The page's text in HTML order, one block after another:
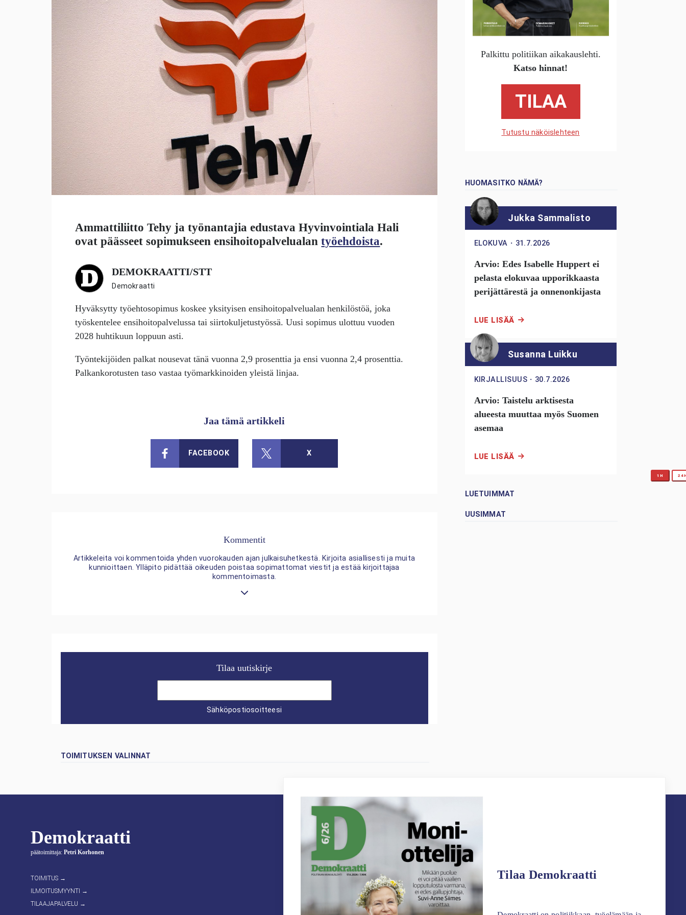
Ammattiliitto Tehy ja työnantajia edustava Hyvinvointiala Hali
ovat päässeet sopimukseen ensihoitopalvelualantyöehdoista.
DEMOKRAATTI/STT
Demokraatti
Hyväksytty työehtosopimus koskee yksityisen ensihoitopalvelualan henkilöstöä, joka
työskentelee ensihoitopalvelussa tai siirtokuljetustyössä. Uusi sopimus ulottuu vuoden
2028 huhtikuun loppuun asti.
Työntekijöiden palkat nousevat tänä vuonna 2,9 prosenttia ja ensi vuonna 2,4 prosenttia.
Palkankorotusten taso vastaa työmarkkinoiden yleistä linjaa.
Jaa tämä artikkeli
FACEBOOK X
Kommentit
Artikkeleita voi kommentoida yhden vuorokauden ajan julkaisuhetkestä. Kirjoita asiallisesti ja muita
kunnioittaen. Ylläpito pidättää oikeuden poistaa sopimattomat viestit ja estää kirjoittajaa
kommentoimasta.
Tilaa uutiskirje
Sähköpostiosoitteesi
TOIMITUKSEN VALINNAT
Palkittu politiikan aikakauslehti.
Katso hinnat!
TILAA
Tutustu näköislehteen
HUOMASITKO NÄMÄ?
Jukka Sammalisto
ELOKUVA ・ 31.7.2026
Arvio: Edes Isabelle Huppert ei
pelasta elokuvaa upporikkaasta
perijättärestä ja onnenonkijasta
LUE LISÄÄ
Susanna Luikku
KIRJALLISUUS ・ 30.7.2026
Arvio: Taistelu arktisesta
alueesta muuttaa myös Suomen
asemaa
LUE LISÄÄ
LUETUIMMAT
1H
UUSIMMAT
Demokraatti
päätoimittaja: Petri Korhonen
TOIMITUS →
ILMOITUSMYYNTI →
TILAAJAPALVELU →
Tilaa Demokraatti